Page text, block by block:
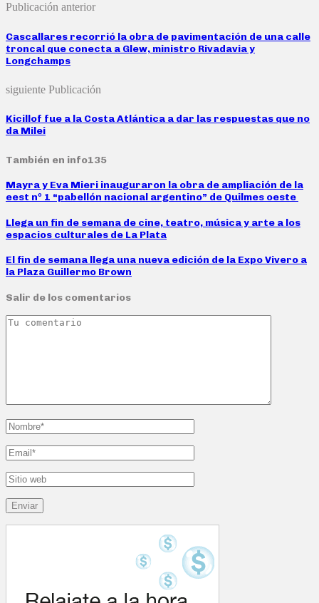
Publicación anterior
Cascallares recorrió la obra de pavimentación de una calle
troncal que conecta a Glew, ministro Rivadavia y
Longchamps
siguiente Publicación
Kicillof fue a la Costa Atlántica a dar las respuestas que no
da Milei
También en info135
Mayra y Eva Mieri inauguraron la obra de ampliación de la
eest nº 1 “pabellón nacional argentino” de Quilmes oeste
Llega un fin de semana de cine, teatro, música y arte a los
espacios culturales de La Plata
El fin de semana llega una nueva edición de la Expo Vivero a
la Plaza Guillermo Brown
Salir de los comentarios